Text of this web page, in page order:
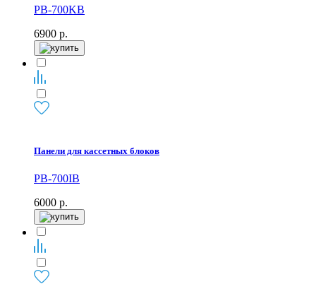
PB-700KB
6900 р.
Панели для кассетных блоков
PB-700IB
6000 р.